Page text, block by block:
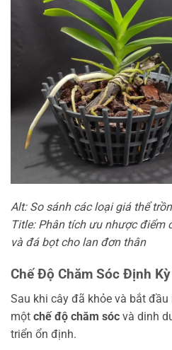
Alt: So sánh các loại giá thể
Title: Phân tích ưu nhược điểm
và đá bọt cho lan đơn thân
Chế Độ Chăm Sóc Định
Sau khi cây đã khỏe và bắt
một chế độ chăm sóc và dinh
triển ổn định.